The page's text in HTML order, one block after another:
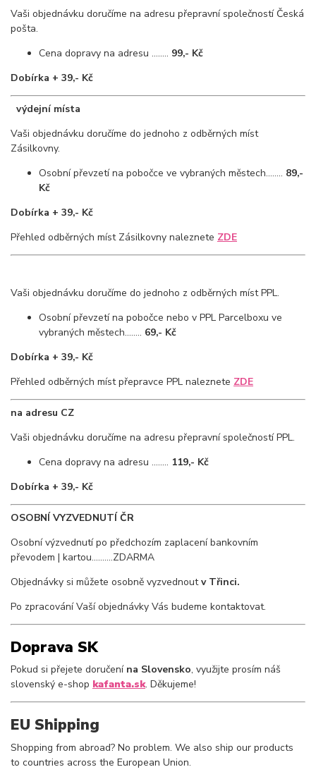
Vaši objednávku doručíme na adresu přepravní společností Česká
pošta.
Cena dopravy na adresu ........ 99,- Kč
Dobírka + 39,- Kč
výdejní místa
Vaši objednávku doručíme do jednoho z odběrných míst
Zásilkovny.
Osobní převzetí na pobočce ve vybraných městech........ 89,-
Kč
Dobírka + 39,- Kč
Přehled odběrných míst Zásilkovny naleznete ZDE
Vaši objednávku doručíme do jednoho z odběrných míst PPL.
Osobní převzetí na pobočce nebo v PPL Parcelboxu ve
vybraných městech........ 69,- Kč
Dobírka + 39,- Kč
Přehled odběrných míst přepravce PPL naleznete ZDE
na adresu CZ
Vaši objednávku doručíme na adresu přepravní společností PPL.
Cena dopravy na adresu ........ 119,- Kč
Dobírka + 39,- Kč
OSOBNÍ VYZVEDNUTÍ ČR
Osobní výzvednutí po předchozím zaplacení bankovním
převodem | kartou..........ZDARMA
Objednávky si můžete osobně vyzvednoutv Třinci.
Po zpracování Vaší objednávky Vás budeme kontaktovat.
Doprava SK
Pokud si přejete doručení na Slovensko, využijte prosím náš
slovenský e-shop kafanta.sk. Děkujeme!
EU Shipping
Shopping from abroad? No problem. We also ship our products
to countries across the European Union.